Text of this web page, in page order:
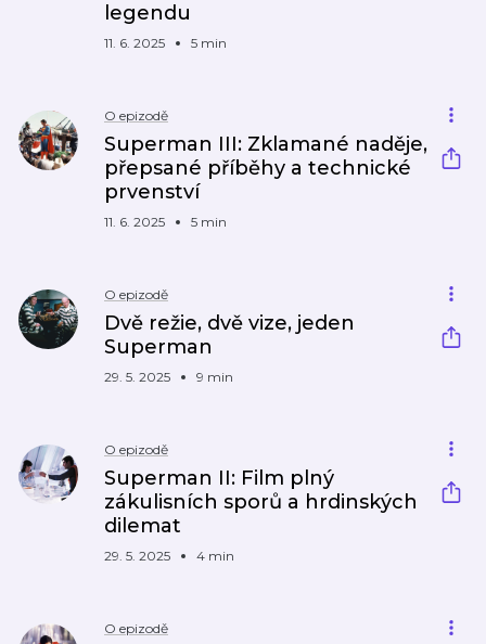
legendu
11. 6. 2025 5 min
O epizodě
Superman III: Zklamané naděje,
přepsané příběhy a technické
prvenství
11. 6. 2025 5 min
O epizodě
Dvě režie, dvě vize, jeden
Superman
29. 5. 2025 9 min
O epizodě
Superman II: Film plný
zákulisních sporů a hrdinských
dilemat
29. 5. 2025 4 min
O epizodě